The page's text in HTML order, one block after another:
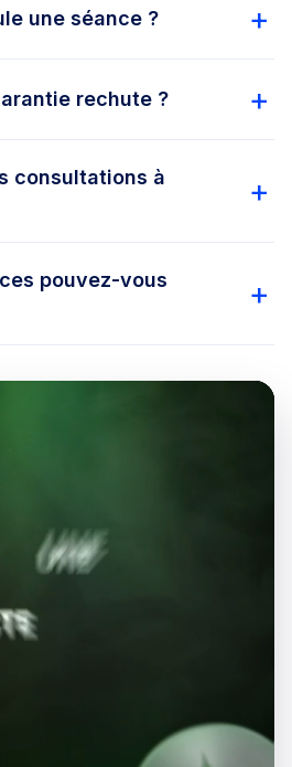
une séance ?
rechute ?
consultations à
pouvez-vous